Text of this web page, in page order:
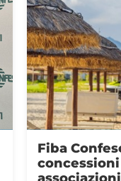
marittimo, il
lucano